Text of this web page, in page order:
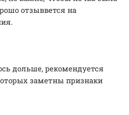
отзыввется на
дольше, рекомендуется
заметны признаки